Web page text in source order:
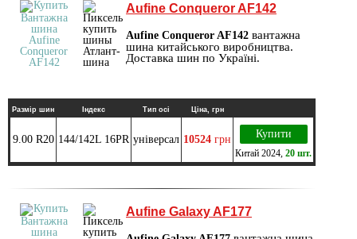
Aufine Conqueror AF142
Aufine Conqueror AF142 вантажна
шина китайського виробництва.
Доставка шин по Україні.
Размір шин Індекс Тип осі Ціна, грн
9.00 R20 144/142L 16PR універсал 10524 грн Купити
Китай 2024 20 шт.
Aufine Galaxy AF177